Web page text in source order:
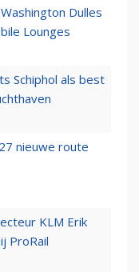
Dulles
Lounges
Schiphol als best
nieuwe route
KLM Erik
ProRail